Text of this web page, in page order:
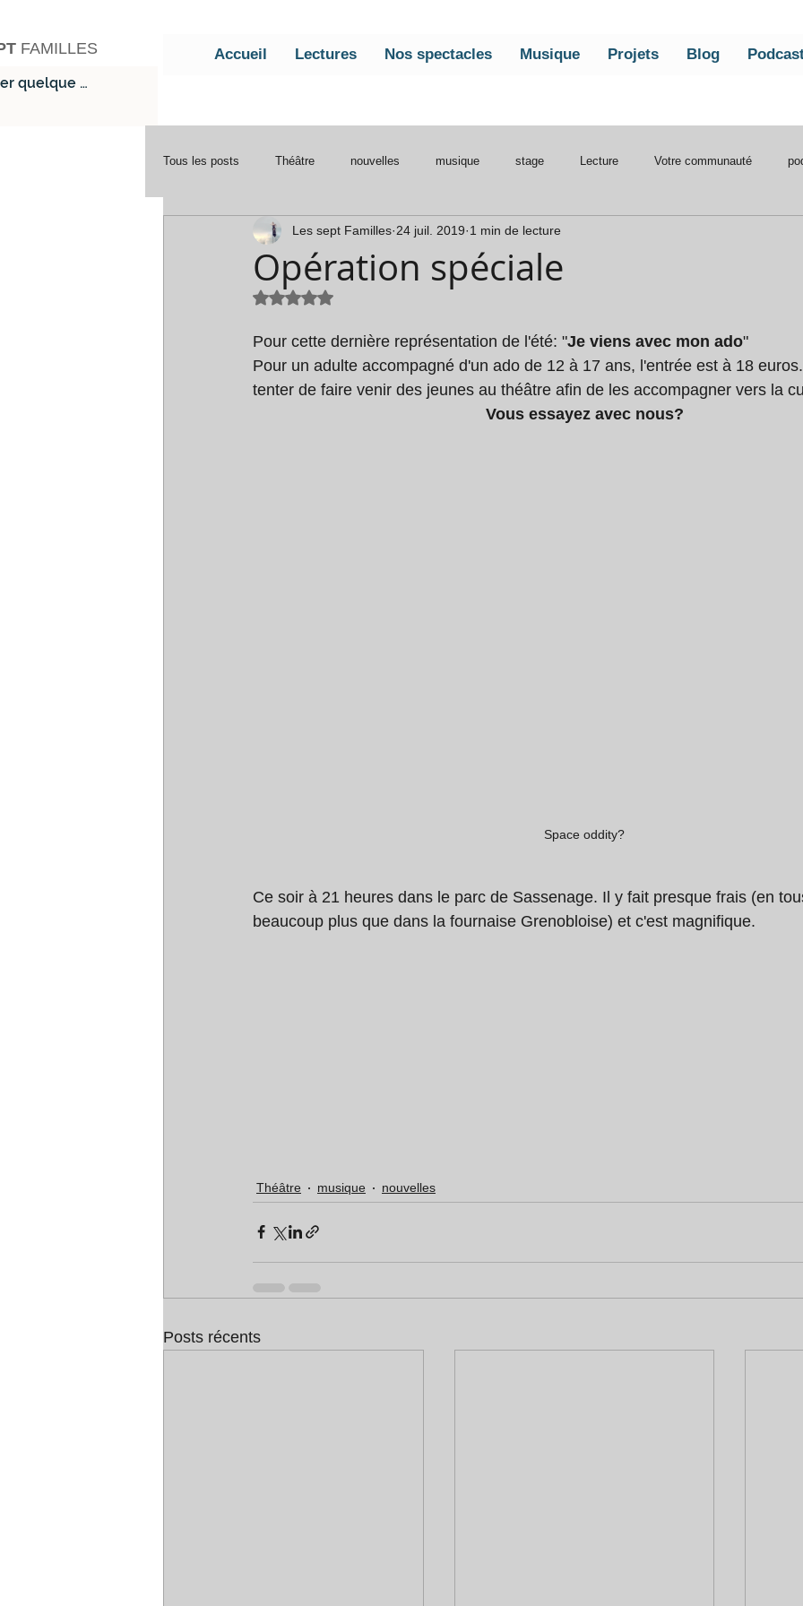
FAMILLES Accueil Lectures Nos spectacles Musique Projets Blog
Tous les posts Théâtre nouvelles musique stage Lecture Votre communauté
2024 2025 Attraper l'eau
Opération spéciale
Les sept Familles 24 juil. 2019 1 min de lecture
Noté NaN étoiles sur 5.
Pour cette dernière représentation de l'été: "Je viens avec mon ado"
Pour un adulte accompagné d'un ado de 12 à 17 ans, l'entrée est à 18
tenter de faire venir des jeunes au théâtre afin de les accompagner vers la
Vous essayez avec nous?
Space oddity?
Ce soir à 21 heures dans le parc de Sassenage. Il y fait presque frais (en
beaucoup plus que dans la fournaise Grenobloise) et c'est magnifique.
Théâtre musique nouvelles
Posts récents